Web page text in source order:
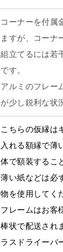
コーナーを付属
ますが、コーナ
組立てるには若
です。
アルミのフレー
が少し鋭利な状
こちらの仮縁は
入れる額縁で薄
体で額装するこ
薄い紙などは必
物を使用してく
フレームはお客
棒状で配送され
ラスドライーバ